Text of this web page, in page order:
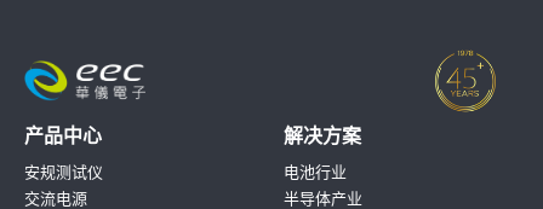
产品中心
安规测试仪
交流电源
解决方案
电池行业
半导体产业